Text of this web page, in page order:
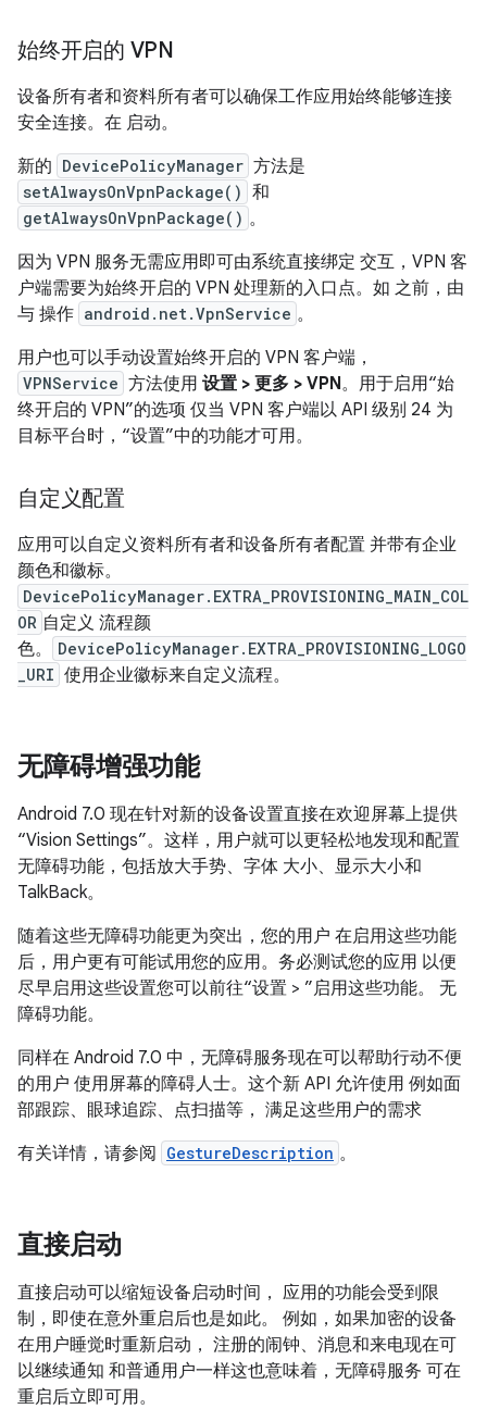
始终开启的 VPN
设备所有者和资料所有者可以确保工作应用始终能够连接
安全连接。在 启动。
新的 DevicePolicyManager 方法是
setAlwaysOnVpnPackage() 和
getAlwaysOnVpnPackage() 。
因为 VPN 服务无需应用即可由系统直接绑定 交互，VPN 客
户端需要为始终开启的 VPN 处理新的入口点。如 之前，由
与 操作 android.net.VpnService 。
用户也可以手动设置始终开启的 VPN 客户端，
VPNService 方法使用 设置 > 更多 > VPN。用于启用“始
终开启的 VPN”的选项 仅当 VPN 客户端以 API 级别 24 为
目标平台时，“设置”中的功能才可用。
自定义配置
应用可以自定义资料所有者和设备所有者配置 并带有企业
颜色和徽标。
DevicePolicyManager.EXTRA_PROVISIONING_MAIN_COL
OR 自定义 流程颜
色。
DevicePolicyManager.EXTRA_PROVISIONING_LOGO
_URI 使用企业徽标来自定义流程。
无障碍增强功能
Android 7.0 现在针对新的设备设置直接在欢迎屏幕上提供
“Vision Settings”。这样，用户就可以更轻松地发现和配置
无障碍功能，包括放大手势、字体 大小、显示大小和
TalkBack。
随着这些无障碍功能更为突出，您的用户 在启用这些功能
后，用户更有可能试用您的应用。务必测试您的应用 以便
尽早启用这些设置您可以前往“设置 > ”启用这些功能。 无
障碍功能。
同样在 Android 7.0 中，无障碍服务现在可以帮助行动不便
的用户 使用屏幕的障碍人士。这个新 API 允许使用 例如面
部跟踪、眼球追踪、点扫描等， 满足这些用户的需求
有关详情，请参阅 GestureDescription 。
直接启动
直接启动可以缩短设备启动时间， 应用的功能会受到限
制，即使在意外重启后也是如此。 例如，如果加密的设备
在用户睡觉时重新启动， 注册的闹钟、消息和来电现在可
以继续通知 和普通用户一样这也意味着，无障碍服务 可在
重启后立即可用。